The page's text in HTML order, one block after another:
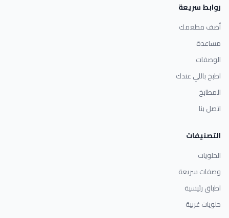
روابط سريعة
أضف مطعمك
مساعدة
الوصفات
اطبخ باللي عندك
المطابخ
اتصل بنا
التصنيفات
الحلويات
وصفات سريعة
اطباق رئيسية
حلويات غربية